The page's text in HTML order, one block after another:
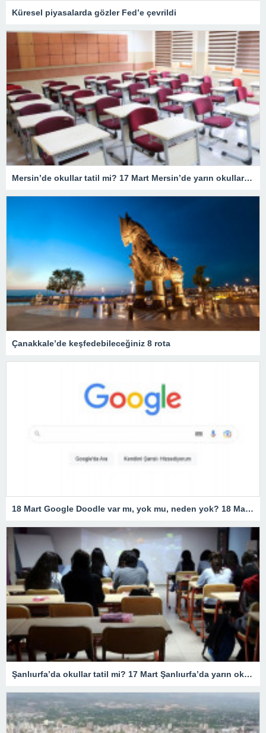
Küresel piyasalarda gözler Fed’e çevrildi
Mersin’de okullar tatil mi? 17 Mart Mersin’de yarın okullar tatil mi olacak? 17 Mart Cuma günü okullar hangi illerde tatil?
Çanakkale’de keşfedebileceğiniz 8 rota
18 Mart Google Doodle var mı, yok mu, neden yok? 18 Mart Çanakkale Zaferi Doodle’ı neden yok, resmi açıklama geldi mi? Google 18 Mart Doodle yaptı mı?
Şanlıurfa’da okullar tatil mi? 17 Mart Şanlıurfa’da yarın okullar tatil mi olacak? 17 Mart Cuma günü okullar hangi illerde tatil?